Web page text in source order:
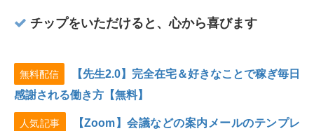
チップをいただけると、心から喜びます
無料配信
【先生2.0】完全在宅＆好きなことで稼ぎ毎日
感謝される働き方【無料】
人気記事
【Zoom】会議などの案内メールのテンプレ